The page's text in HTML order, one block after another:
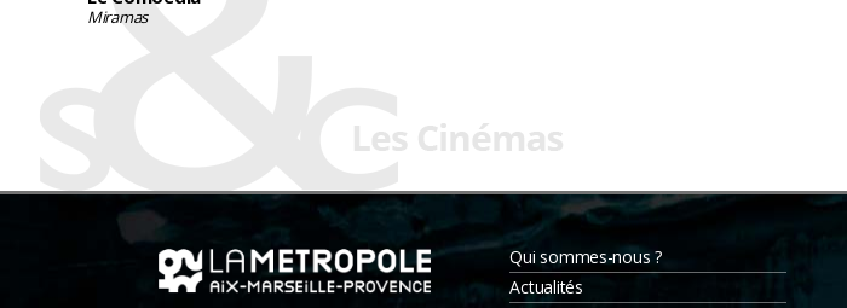
Miramas
Qui sommes-nous ?
Actualités